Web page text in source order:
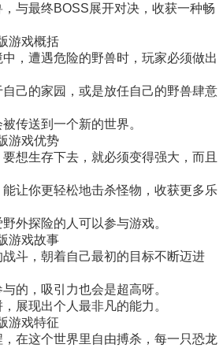
与最终BOSS展开对决，收获一种畅
游戏概括
，遭遇危险的野兽时，玩家必须做出
己的家园，或是放任自己的野兽肆意
传送到一个新的世界。
游戏优势
想生存下去，就必须变得强大，而且
让你更轻松地击杀怪物，收获更多乐
外探险的人可以参与游戏。
游戏故事
斗，朝着自己最初的目标不断迈进
的，吸引力也会是超高呀。
展现出个人最非凡的能力。
游戏特征
在这个世界里自由搏杀，每一只恐龙